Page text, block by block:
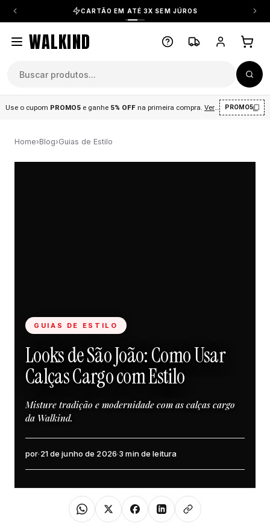
CARTÃO EM ATÉ 3X SEM JÚROS
WALKIND
Use o cupom PROMO5 e ganhe 5% OFF na primeira compra Ver condições .
PROMO5
Home›Blog›Guias de Estilo
GUIAS DE ESTILO
Looks de São João: Como Usar
Calças Cargo com Estilo
Misture tradição e modernidade com as calças cargo
da Walkind.
por·21 de junho de 2026·3 min de leitura